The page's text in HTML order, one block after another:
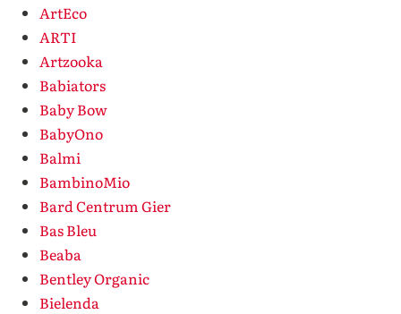
ArtEco
ARTI
Artzooka
Babiators
Baby Bow
BabyOno
Balmi
BambinoMio
Bard Centrum Gier
Bas Bleu
Beaba
Bentley Organic
Bielenda